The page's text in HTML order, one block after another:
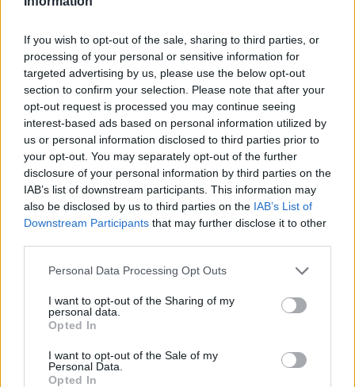
If you wish to opt-out of the sale, sharing to third parties, or
processing of your personal or sensitive information for
targeted advertising by us, please use the below opt-out
section to confirm your selection. Please note that after your
opt-out request is processed you may continue seeing
interest-based ads based on personal information utilized by
us or personal information disclosed to third parties prior to
your opt-out. You may separately opt-out of the further
disclosure of your personal information by third parties on the
IAB’s list of downstream participants. This information may
also be disclosed by us to third parties on the IAB’s List of
Downstream Participants that may further disclose it to other
Please note that this website/app uses one or more Google
not limited to your visit or usage behaviour. You may click to
grant or deny consent to Google and its third-party tags to
use your data for below specified purposes in below Google
consent section.
Personal Data Processing Opt Outs
I want to opt-out of the Sharing of my
personal data.
Opted In
I want to opt-out of the Sale of my
Personal Data.
Opted In
Σπανούλη.
Στη συνέχεια, όμως, δεν μπόρεσε να βρει επαρκή χρόνο
συμμετοχής στον Παναθηναϊκό στην Ευρωλίγκα όπου είχε
13 συμμετοχές (2.6 πόντους σε έξι λεπτά μέσο όρο ανά
αγώνα), ενώ στην Stoiximan GBL μετράει ως τώρα 4.0
πόντους σε 17 ματς.
Ο 21χρονος ψηλός αντιμετώπισε και αρκετά προβλήματα
τραυματισμών, οπότε η σεζόν που κατέγραψε δεν “χτυπάει
στο μάτι” και η απόσυρση του από το NBA Draft κρίνεται
ως φυσιολογική.